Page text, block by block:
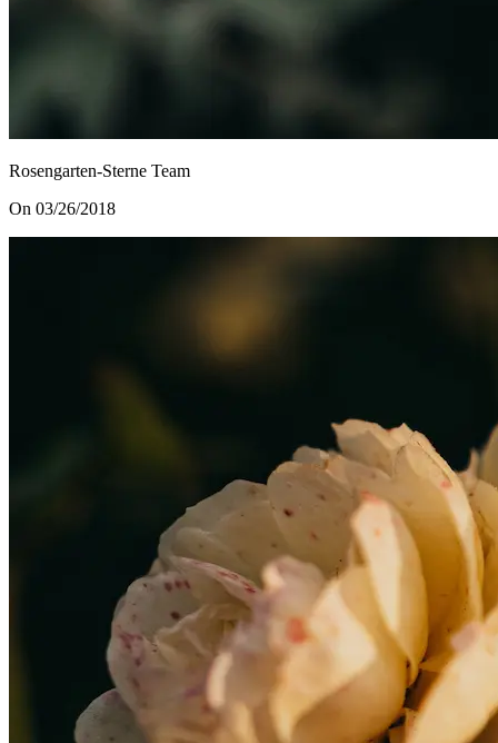
Rosengarten-Sterne Team
On 03/26/2018